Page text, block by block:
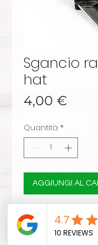
Sgancio
hat
4,00 €
Quantità *
AGGIUNGI AL
compatibile con tutte